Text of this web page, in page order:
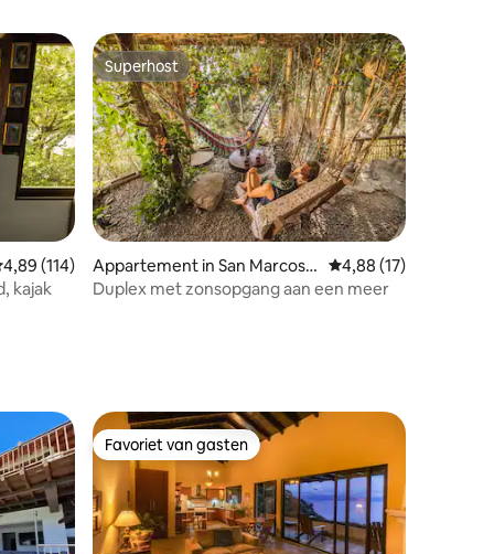
beoordeling van 4,89 op 5, 114 recensies
4,89 (114)
kajak
Superhost
Superhost
Appartement in San Marcos L
a Laguna
Gemiddelde
4,88 (17)
Duplex met zonsopgang aan een meer
Favoriet van gasten
Favoriet van gasten